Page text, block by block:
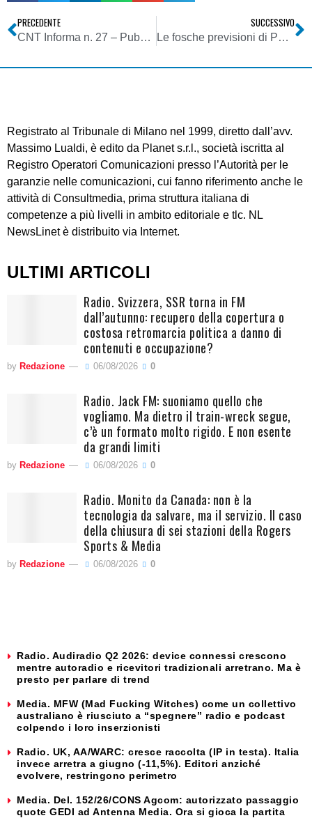
PRECEDENTE
CNT Informa n. 27 – Pubblichiamo un estratto del nuovo numero del bollettino del Coordinamento Nazionale Televisioni
SUCCESSIVO
Le fosche previsioni di Palmer
Registrato al Tribunale di Milano nel 1999, diretto dall’avv.
Massimo Lualdi, è edito da Planet s.r.l., società iscritta al
Registro Operatori Comunicazioni presso l’Autorità per le
garanzie nelle comunicazioni, cui fanno riferimento anche le
attività di Consultmedia, prima struttura italiana di
competenze a più livelli in ambito editoriale e tlc. NL
NewsLinet è distribuito via Internet.
ULTIMI ARTICOLI
Radio. Svizzera, SSR torna in FM
dall’autunno: recupero della copertura o
costosa retromarcia politica a danno di
contenuti e occupazione?
by Redazione 06/08/2026 0
Radio. Jack FM: suoniamo quello che
vogliamo. Ma dietro il train-wreck segue,
c’è un formato molto rigido. E non esente
da grandi limiti
by Redazione 06/08/2026 0
Radio. Monito da Canada: non è la
tecnologia da salvare, ma il servizio. Il caso
della chiusura di sei stazioni della Rogers
Sports & Media
by Redazione 06/08/2026 0
Radio. Audiradio Q2 2026: device connessi crescono
mentre autoradio e ricevitori tradizionali arretrano. Ma è
presto per parlare di trend
Media. MFW (Mad Fucking Witches) come un collettivo
australiano è riusciuto a “spegnere” radio e podcast
colpendo i loro inserzionisti
Radio. UK, AA/WARC: cresce raccolta (IP in testa). Italia
invece arretra a giugno (-11,5%). Editori anziché
evolvere, restringono perimetro
Media. Del. 152/26/CONS Agcom: autorizzato passaggio
quote GEDI ad Antenna Media. Ora si gioca la partita